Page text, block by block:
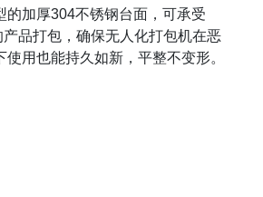
的加厚304不锈钢台面，可承受
产品打包，确保无人化打包机在恶
使用也能持久如新，平整不变形。